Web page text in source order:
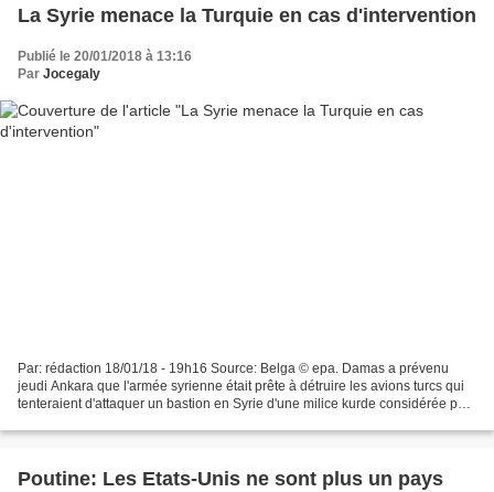
La Syrie menace la Turquie en cas d'intervention
Publié le 20/01/2018 à 13:16
Par Jocegaly
Par: rédaction 18/01/18 - 19h16 Source: Belga © epa. Damas a prévenu
jeudi Ankara que l'armée syrienne était prête à détruire les avions turcs qui
tenteraient d'attaquer un bastion en Syrie d'une milice kurde considérée par
Poutine: Les Etats-Unis ne sont plus un pays